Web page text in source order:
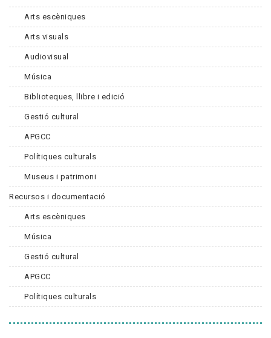
Arts escèniques
Arts visuals
Audiovisual
Música
Biblioteques, llibre i edició
Gestió cultural
APGCC
Polítiques culturals
Museus i patrimoni
Recursos i documentació
Arts escèniques
Música
Gestió cultural
APGCC
Polítiques culturals